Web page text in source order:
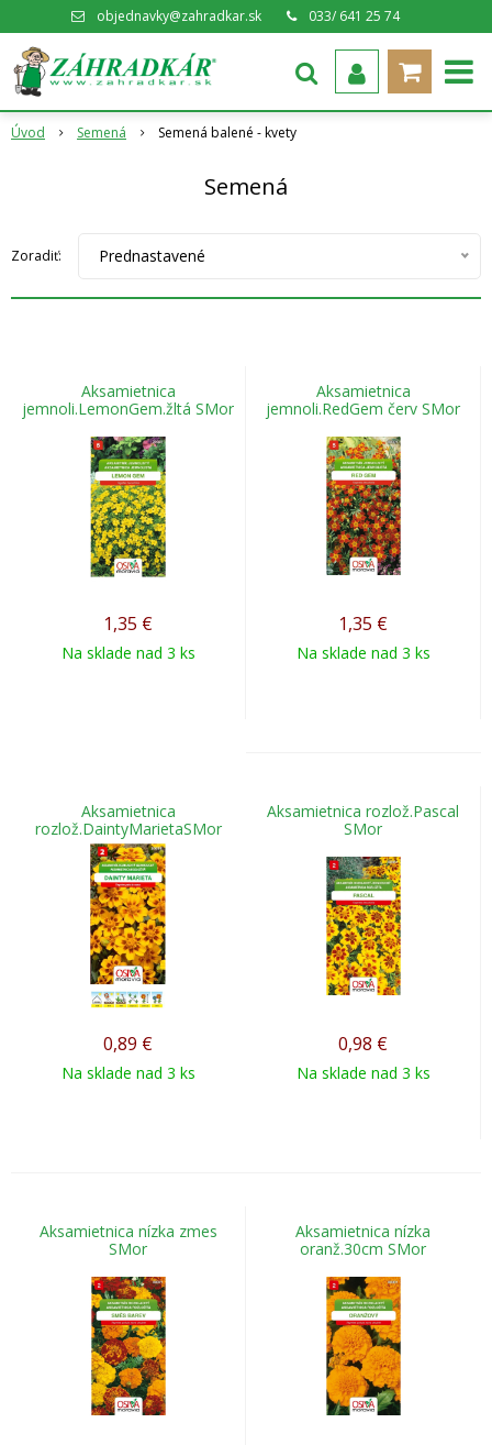
objednavky@zahradkar.sk 033/ 641 25 74
Úvod Semená Semená balené - kvety
Semená
Zoradiť: Prednastavené
Aksamietnica
jemnoli.LemonGem.žltá SMor
1,35 €
Na sklade nad 3 ks
Aksamietnica
jemnoli.RedGem červ SMor
1,35 €
Na sklade nad 3 ks
Aksamietnica
rozlož.DaintyMarietaSMor
0,89 €
Na sklade nad 3 ks
Aksamietnica rozlož.Pascal
SMor
0,98 €
Na sklade nad 3 ks
Aksamietnica nízka zmes
SMor
Aksamietnica nízka
oranž.30cm SMor